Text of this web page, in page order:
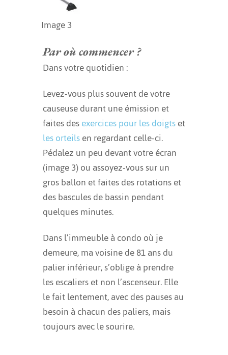
Image 3
Par où commencer ?
Dans votre quotidien :
Levez-vous plus souvent de votre
causeuse durant une émission et
faites desexercices pour les doigtset
les orteilsen regardant celle-ci.
Pédalez un peu devant votre écran
(image 3) ou assoyez-vous sur un
gros ballon et faites des rotations et
des bascules de bassin pendant
quelques minutes.
Dans l’immeuble à condo où je
demeure, ma voisine de 81 ans du
palier inférieur, s’oblige à prendre
les escaliers et non l’ascenseur. Elle
le fait lentement, avec des pauses au
besoin à chacundes paliers, mais
toujours avec le sourire.